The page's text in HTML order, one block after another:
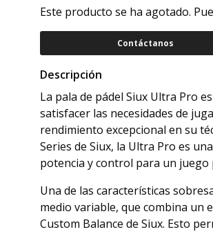
Este producto se ha agotado.
Contáctanos
Descripción
La pala de pádel Siux Ultra Pro
satisfacer las necesidades de
rendimiento excepcional en su
Series de Siux, la Ultra Pro es
potencia y control para un
Una de las características
medio variable, que combina un
Custom Balance de Siux. Esto